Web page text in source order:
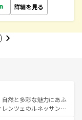
詳細を見る
然と多彩な魅力にあふ
ンツェのルネッサンス